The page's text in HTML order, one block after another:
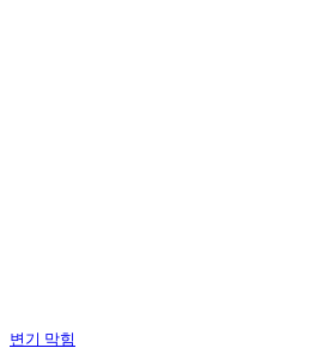
변기 막힘